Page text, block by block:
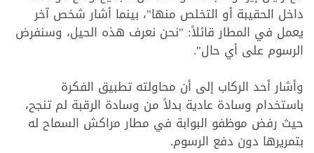
داخل الحقيبة أو التخلص منها"، بينما أشار شخص آخر
يعمل في المطار قائلاً: "نحن نعرف هذه الحيل، وسنفرض
الرسوم على أي حال".
وأشار أحد الركاب إلى أن محاولته تطبيق الفكرة
باستخدام وسادة عادية بدلاً من وسادة الرقبة لم تنجح،
حيث رفض موظفو البوابة في مطار مراكش السماح له
بتمريرها دون دفع الرسوم.